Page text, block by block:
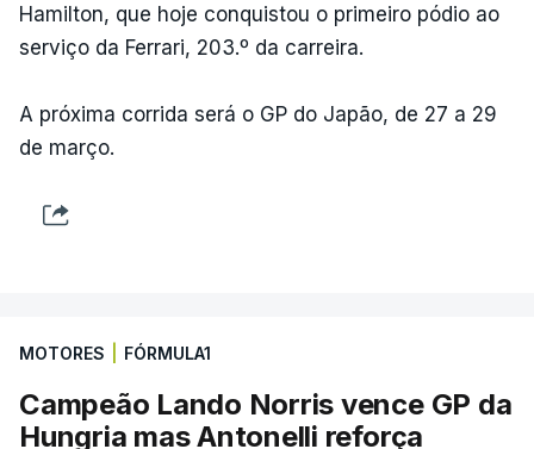
Hamilton, que hoje conquistou o primeiro pódio ao
serviço da Ferrari, 203.º da carreira.
A próxima corrida será o GP do Japão, de 27 a 29
de março.
MOTORES FÓRMULA1
Campeão Lando Norris vence GP da
Hungria mas Antonelli reforça